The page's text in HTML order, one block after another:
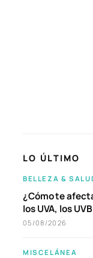
LO ÚLTIMO
BELLEZA &
¿Cómo te
los UVA, los
05/08/2026
MISCELÁNEA